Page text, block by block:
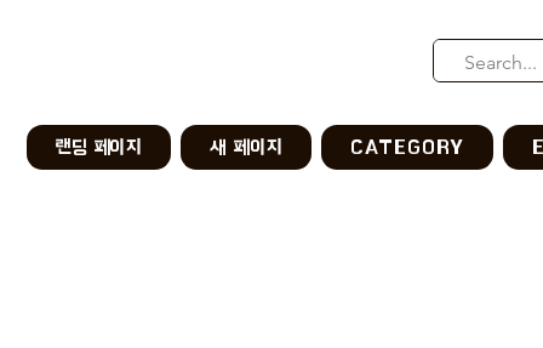
랜딩 페이지 새 페이지 CATEGORY